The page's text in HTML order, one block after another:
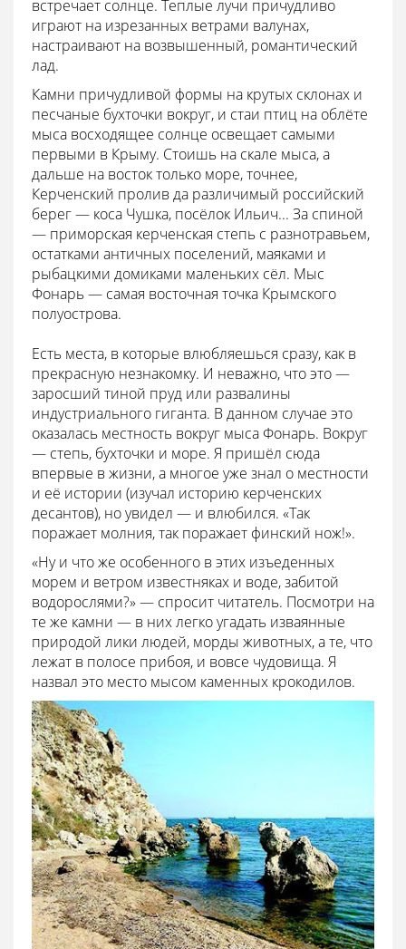
встречает солнце. Теплые лучи причудливо
играют на изрезанных ветрами валунах,
настраивают на возвышенный, романтический
лад.
Камни причудливой формы на крутых склонах и
песчаные бухточки вокруг, и стаи птиц на облёте
мыса восходящее солнце освещает самыми
первыми в Крыму. Стоишь на скале мыса, а
дальше на восток только море, точнее,
Керченский пролив да различимый российский
берег — коса Чушка, посёлок Ильич... За спиной
— приморская керченская степь с разнотравьем,
остатками античных поселений, маяками и
рыбацкими домиками маленьких сёл. Мыс
Фонарь — самая восточная точка Крымского
полуострова.
Есть места, в которые влюбляешься сразу, как в
прекрасную незнакомку. И неважно, что это —
заросший тиной пруд или развалины
индустриального гиганта. В данном случае это
оказалась местность вокруг мыса Фонарь. Вокруг
— степь, бухточки и море. Я пришёл сюда
впервые в жизни, а многое уже знал о местности
и её истории (изучал историю керченских
десантов), но увидел — и влюбился. «Так
поражает молния, так поражает финский нож!».
«Ну и что же особенного в этих изъеденных
морем и ветром известняках и воде, забитой
водорослями?» — спросит читатель. Посмотри на
те же камни — в них легко угадать изваянные
природой лики людей, морды животных, а те, что
лежат в полосе прибоя, и вовсе чудовища. Я
назвал это место мысом каменных крокодилов.